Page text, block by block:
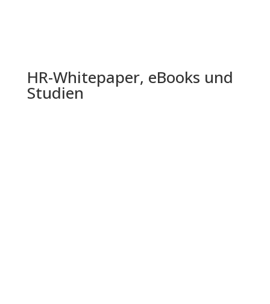
HR-Whitepaper, eBooks und
Studien